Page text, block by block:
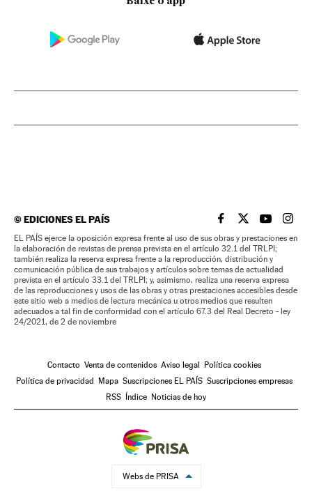
©EDICIONES EL PAÍS EL PAÍS BRASIL EN
EL PAÍSEL PAÍS
EL
EL PAÍS ejerce la oposición expresa frente al uso de sus obras y prestaciones en
la elaboración de revistas de prensa prevista en el artículo 32.1 del TRLPI;
también realiza la reserva expresa frente a la reproducción, distribución y
comunicación pública de sus trabajos y artículos sobre temas de actualidad
prevista en el artículo 33.1 del TRLPI; y, asimismo, realiza una reserva expresa
de las reproducciones y usos de las obras y otras prestaciones accesibles desde
este sitio web a medios de lectura mecánica u otros medios que resulten
adecuados a tal fin de conformidad con el artículo 67.3 del Real Decreto - ley
24/2021, de 2 de noviembre
Contacto Venta de contenidos Aviso legal
Política cookies
Política de privacidad
Mapa Suscripciones EL PAÍS Suscripciones empresas
RSS
Índice Noticias de hoy
Webs de PRISA